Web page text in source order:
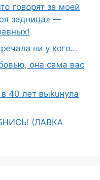
говорят за моей
задница» —
ни у кого…
она сама вас
40 лет выkuнyлa
(ЛАВКА